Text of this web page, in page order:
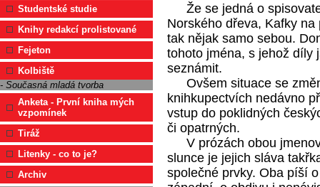
Studentské studie
Knihy redakcí prolistované
Fejeton
Kolbiště
- Současná mladá tvorba
Anketa - První kniha mých
vzpomínek
Tiráž
Litenky - co to je?
Archiv
Že se jedná o
Norského dřeva, Kafky
tak nějak samo sebou.
tohoto jména, s jehož díly
seznámit.
Ovšem situace se
knihkupectvích nedávno
vstup do poklidných
či opatrných.
V prózách obou
slunce je jejich sláva
společné prvky. Oba píší